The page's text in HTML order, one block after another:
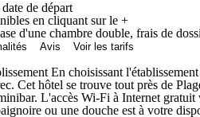
de départ
en cliquant sur le +
d'une chambre double, frais de
Avis Voir les tarifs
En choisissant
Cet hôtel se trouve tout près de
L'accès Wi-Fi à Internet gratuit
ou une douche est à votre